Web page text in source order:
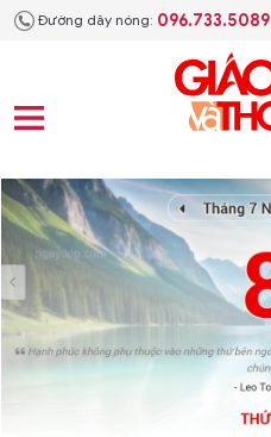
Đường dây nóng: 096.733.5089